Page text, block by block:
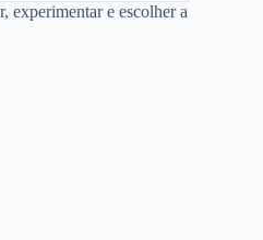
experimentar e escolher a